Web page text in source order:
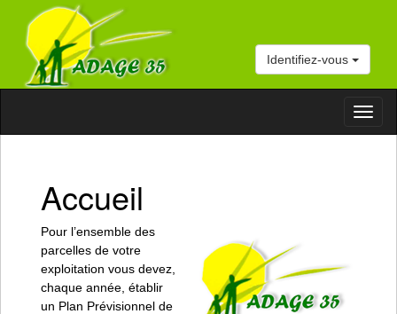
Identifiez-vous
la
Accueil
Pour l’ensemble des
parcelles de votre
exploitation vous devez,
chaque année, établir
un Plan Prévisionnel de